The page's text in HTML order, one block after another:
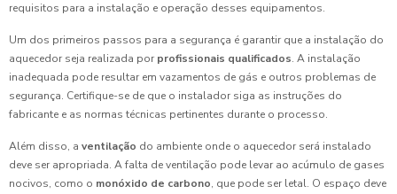
requisitos para a instalação e operação desses equipamentos.
Um dos primeiros passos para a segurança é garantir que a instalação do
aquecedor seja realizada por profissionais qualificados. A instalação
inadequada pode resultar em vazamentos de gás e outros problemas de
segurança. Certifique-se de que o instalador siga as instruções do
fabricante e as normas técnicas pertinentes durante o processo.
Além disso, a ventilação do ambiente onde o aquecedor será instalado
deve ser apropriada. A falta de ventilação pode levar ao acúmulo de gases
nocivos, como o monóxido de carbono, que pode ser letal. O espaço deve